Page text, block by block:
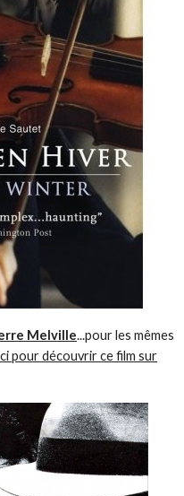
Melville...pour les mêmes
pour découvrir ce film sur